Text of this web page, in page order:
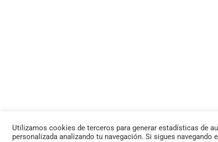
Utilizamos cookies de terceros para generar estadísticas de
personalizada analizando tu navegación. Si sigues navegando